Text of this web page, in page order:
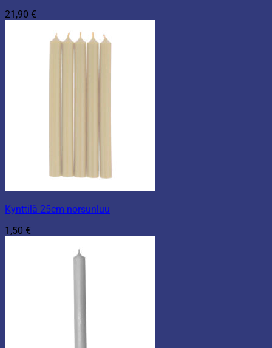
21,90 €
Kynttilä 25cm norsunluu
1,50 €